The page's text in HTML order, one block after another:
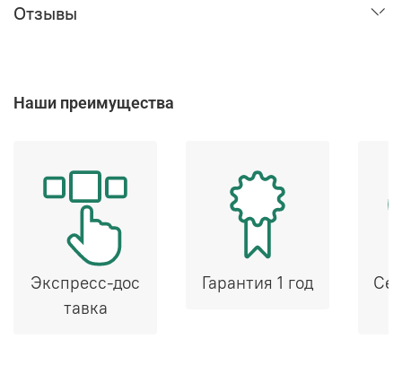
Отзывы
Наши преимущества
Экспресс-дос
тавка
Гарантия 1 год